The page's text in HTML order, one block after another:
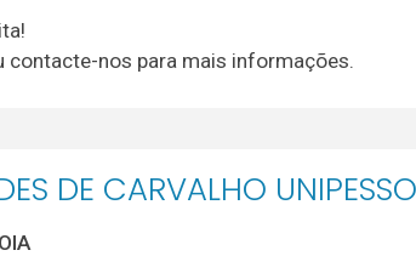
contacte-nos para mais informações.
DE CARVALHO